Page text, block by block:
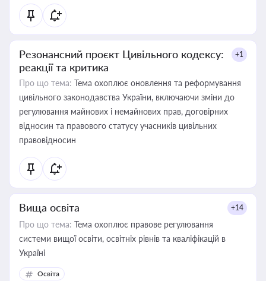
Резонансний проєкт Цивільного кодексу:
реакції та критика
+1
Про що тема: Тема охоплює оновлення та реформування
цивільного законодавства України, включаючи зміни до
регулювання майнових і немайнових прав, договірних
відносин та правового статусу учасників цивільних
правовідносин
Вища освіта +14
Про що тема: Тема охоплює правове регулювання
системи вищої освіти, освітніх рівнів та кваліфікацій в
Україні
Освіта